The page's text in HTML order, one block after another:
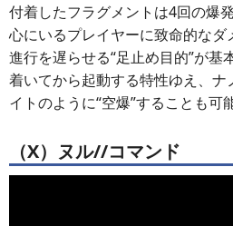
付着したフラグメントは4回の爆
心にいるプレイヤーに致命的な
進行を遅らせる“足止め目的”が基
着いてから起動する特性ゆえ、
イトのように“空爆”することも可
（X）ヌル//コマンド